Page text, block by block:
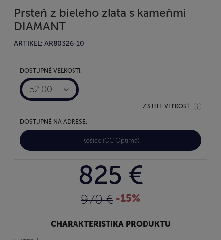
Prsteň z bieleho zlata s kameňmi
DIAMANT
ARTIKEL: AR80326-10
DOSTUPNÉ VEĽKOSTI:
52.00
ZISTITE VEĽKOSŤ
DOSTUPNÉ NA ADRESE:
Košice (OC Optima)
825 €
970 € -15%
CHARAKTERISTIKA PRODUKTU